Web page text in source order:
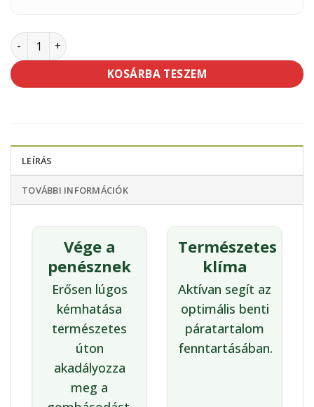
Baumit KlimaGlett 20kg mennyiség
KOSÁRBA TESZEM
LEÍRÁS
TOVÁBBI INFORMÁCIÓK
Vége a
penésznek
Erősen lúgos
kémhatása
természetes
úton
akadályozza
meg a
Természetes
klíma
Aktívan segít az
optimális benti
páratartalom
fenntartásában.